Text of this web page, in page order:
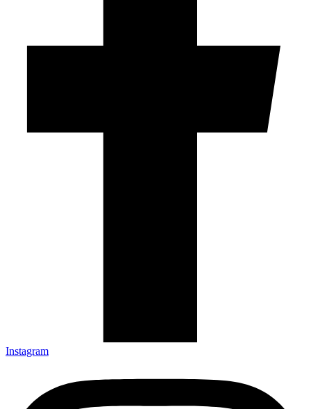
Instagram